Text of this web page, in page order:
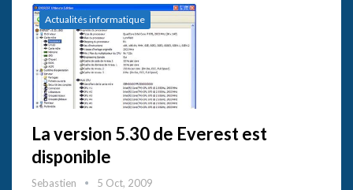
Actualités informatique
La version 5.30 de Everest est
disponible
Sebastien 5 Oct, 2009